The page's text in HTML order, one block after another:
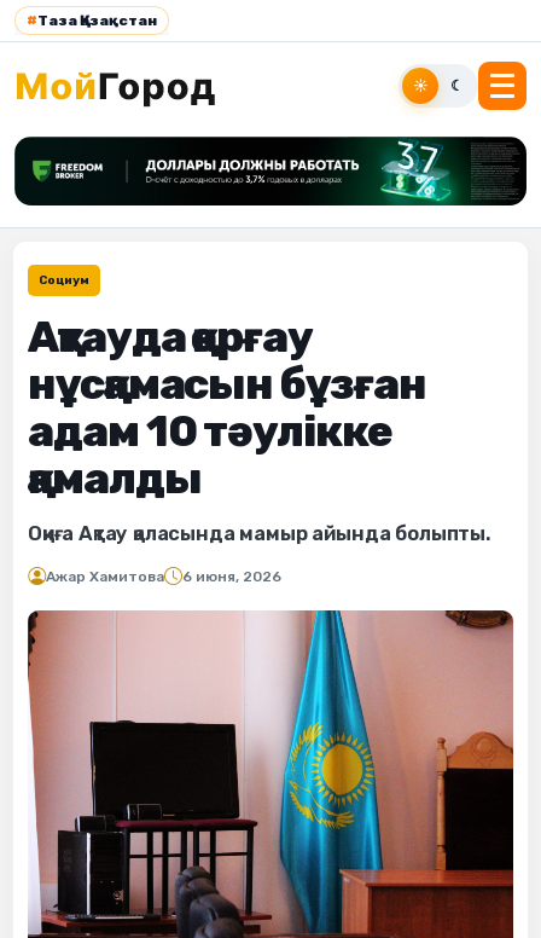
#Таза Қазақстан
☀ ☾
Социум
Ақтауда қорғау
нұсқамасын бұзған
адам 10 тәулікке
қамалды
Оқиға Ақтау қаласында мамыр айында болыпты.
Ажар Хамитова 6 июня, 2026